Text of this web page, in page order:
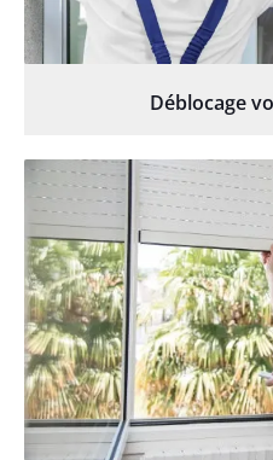
Déblocage